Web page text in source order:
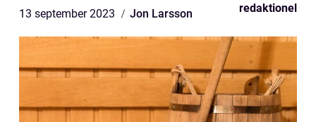
13 september 2023 Jon Larsson redaktionel